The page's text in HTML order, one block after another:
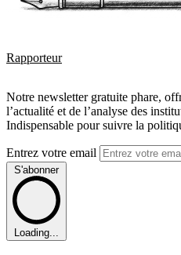
Rapporteur
Notre newsletter gratuite phare,
l’actualité et de l’analyse des
Indispensable pour suivre la
Entrez votre email
S'abonner
Loading...